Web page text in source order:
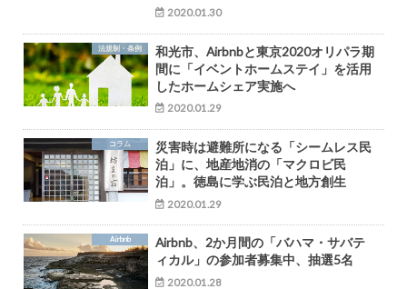
2020.01.30
法規制・条例
和光市、Airbnbと東京2020オリパラ期
間に「イベントホームステイ」を活用
したホームシェア実施へ
2020.01.29
コラム
災害時は避難所になる「シームレス民
泊」に、地産地消の「マクロビ民
泊」。徳島に学ぶ民泊と地方創生
2020.01.29
Airbnb
Airbnb、2か月間の「バハマ・サバテ
ィカル」の参加者募集中、抽選5名
2020.01.28